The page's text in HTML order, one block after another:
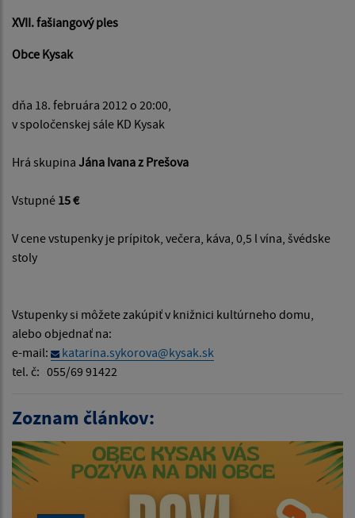
XVII. fašiangový ples
Obce Kysak
dňa 18. februára 2012 o 20:00,
v spoločenskej sále KD Kysak
Hrá skupina Jána Ivana z Prešova
Vstupné 15 €
V cene vstupenky je prípitok, večera, káva, 0,5 l vína, švédske
stoly
Vstupenky si môžete zakúpiť v knižnici kultúrneho domu,
alebo objednať na:
e-mail:
katarina.sykorova@kysak.sk
tel. č: 055/69 91422
Zoznam článkov: